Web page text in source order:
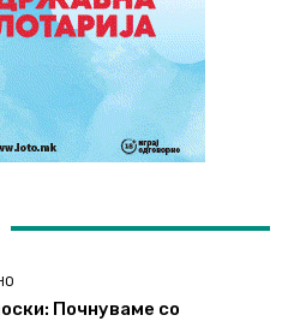
Почнуваме со